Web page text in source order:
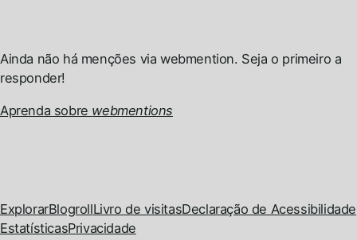
Ainda não há menções via webmention. Seja o primeiro a
responder!
Aprenda sobre webmentions
ExplorarBlogrollLivro de visitasDeclaração de Acessibilidade
EstatísticasPrivacidade